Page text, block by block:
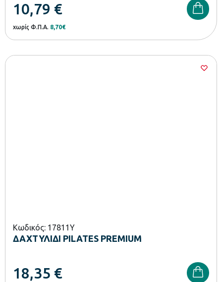
10,79 €
χωρίς Φ.Π.Α. 8,70€
Κωδικός: 17811Y
ΔΑΧΤΥΛΙΔΙ PILATES PREMIUM
18,35 €